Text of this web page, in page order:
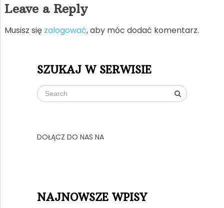
Leave a Reply
Musisz się zalogować, aby móc dodać komentarz.
SZUKAJ W SERWISIE
DOŁĄCZ DO NAS NA
NAJNOWSZE WPISY